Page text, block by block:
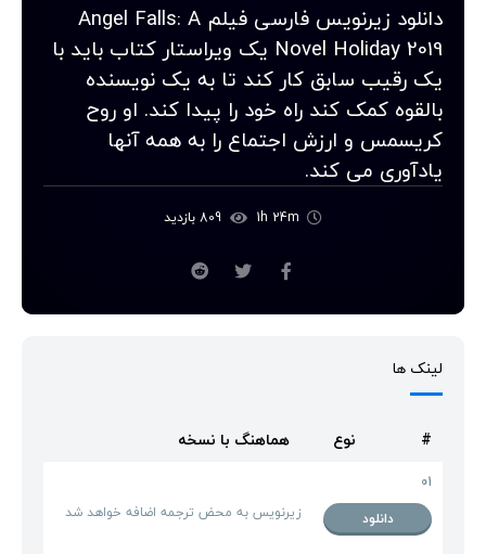
دانلود زیرنویس فارسی فیلم Angel Falls: A
Novel Holiday 2019 یک ویراستار کتاب باید با
یک رقیب سابق کار کند تا به یک نویسنده
بالقوه کمک کند راه خود را پیدا کند. او روح
کریسمس و ارزش اجتماع را به همه آنها
یادآوری می کند.
لینک ها
# نوع هماهنگ با نسخه
01
دانلود
زیرنویس به محض ترجمه اضافه خواهد شد